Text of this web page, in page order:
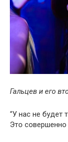
Гальцев и его
“У нас не будет
Это